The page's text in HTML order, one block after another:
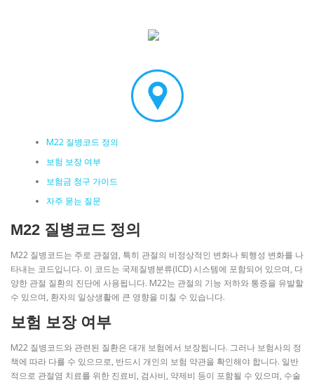
M22 질병코드 정의
보험 보장 여부
보험금 청구 가이드
자주 묻는 질문
M22 질병코드 정의
M22 질병코드는 주로 관절염, 특히 관절의 비정상적인 변화나 퇴행성 변화를 나
타내는 코드입니다. 이 코드는 국제질병분류(ICD) 시스템에 포함되어 있으며, 다
양한 관절 질환의 진단에 사용됩니다. M22는 관절의 기능 저하와 통증을 유발할
수 있으며, 환자의 일상생활에 큰 영향을 미칠 수 있습니다.
보험 보장 여부
M22 질병코드와 관련된 질환은 대개 보험에서 보장됩니다. 그러나 보험사의 정
책에 따라 다를 수 있으므로, 반드시 개인의 보험 약관을 확인해야 합니다. 일반
적으로 관절염 치료를 위한 진료비, 검사비, 약제비 등이 포함될 수 있으며, 수술